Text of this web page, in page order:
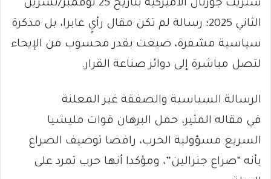
ستريت جورنال الأميركية بتاريخ 25 نوفمبر/تشرين
الثاني 2025؛ رسالة لم تكن مقال رأيٍ عابرا، بل مذكرة
سياسية مشفرة، صيغت بقدر محسوب من الإيحاء
لتصل مباشرة إلى دوائر صناعة القرار.
الرسالة السياسية والصفقة غير المعلنة
في مقاله المثير، حمل البرهان قوات مليشيا
السريع مسؤولية الحرب، رافضا توصيف الصراع
بأنه “صراع جنرالين”، ومؤكدا أنها حرب تمرد على